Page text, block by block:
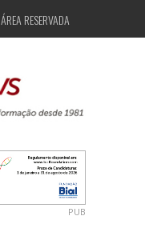
ÁREA RESERVADA
PUB